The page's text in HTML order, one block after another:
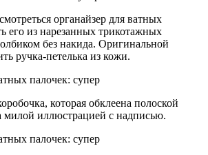
органайзер для ватных
его из нарезанных трикотажных
без накида. Оригинальной
ручка-петелька из кожи.
которая обклеена полоской
милой иллюстрацией с надписью.